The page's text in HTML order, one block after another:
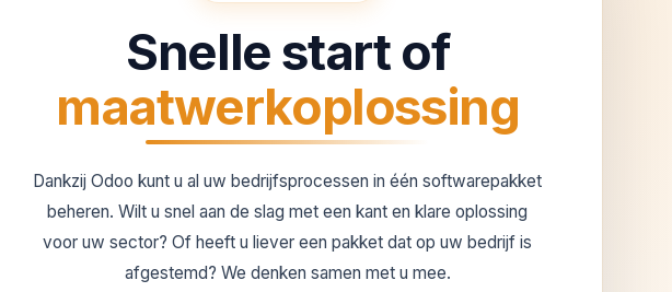
Snelle start of
maatwerkoplossing
Dankzij Odoo kunt u al uw bedrijfsprocessen in één softwarepakket
beheren. Wilt u snel aan de slag met een kant en klare oplossing
voor uw sector? Of heeft u liever een pakket dat op uw bedrijf is
afgestemd? We denken samen met u mee.